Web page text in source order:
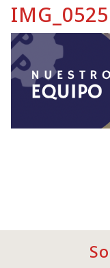
IMG_0525